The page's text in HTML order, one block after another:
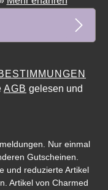
SternenDurchschnittliche
AGB gelesen und
Nur einmal
Gutscheinen.
und reduzierte Artikel
Artikel von Charmed